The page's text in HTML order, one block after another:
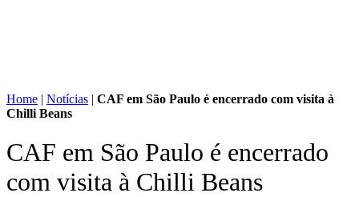
Home | Notícias | CAF em São Paulo é encerrado com visita à
Chilli Beans
CAF em São Paulo é encerrado
com visita à Chilli Beans